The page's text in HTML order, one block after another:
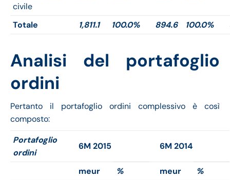
civile
Totale 1,811.1 100.0% 894.6 100.0%
Analisi del portafoglio
ordini
Pertanto il portafoglio ordini complessivo è così
composto:
Portafoglio
ordini
6M 2015 6M 2014
meur % meur
%